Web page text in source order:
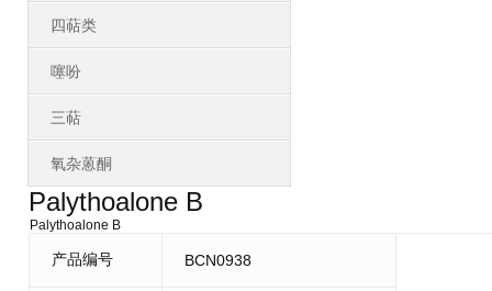
四萜类
噻吩
三萜
氧杂蒽酮
Palythoalone B
Palythoalone B
产品编号 BCN0938